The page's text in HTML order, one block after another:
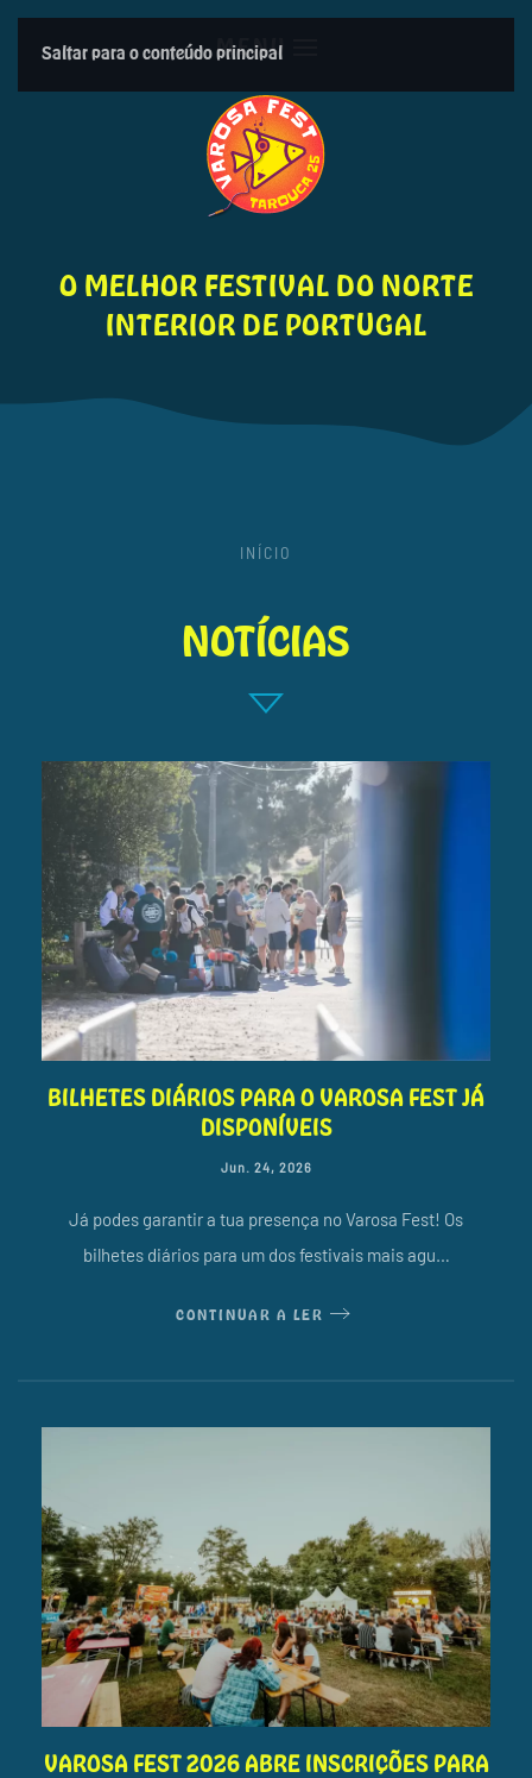
Saltar para o conteúdo principal
MENU
O MELHOR FESTIVAL DO NORTE
INTERIOR DE PORTUGAL
INÍCIO
NOTÍCIAS
BILHETES DIÁRIOS PARA O VAROSA FEST JÁ
DISPONÍVEIS
Jun. 24, 2026
Já podes garantir a tua presença no Varosa Fest! Os
bilhetes diários para um dos festivais mais agu…
CONTINUAR A LER
VAROSA FEST 2026 ABRE INSCRIÇÕES PARA